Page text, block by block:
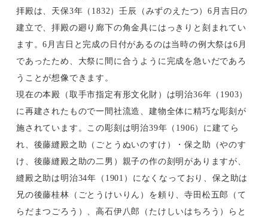
拝殿は、天保3年（1832）壬辰（みずのえたつ）6月吉日の
建立で、拝殿の廻り廊下の角金具にはっきりと刻まれてい
ます。6月吉日と完成の日付があるのは当時の例大祭は6月
であったため、大祭に間に合うように完成を急いだであろ
うことが想像できます。
現在の本殿（取手市指定有形文化財）は明治36年（1903）
に再建されたもので一間社流造、建物全体に精巧な彫刻が
施されています。この彫刻は明治39年（1906）に建てら
れ、後藤縫殿之助（ごとうぬいのすけ）・保之助（やのす
け、後藤縫殿之助の二男）親子の作の刻明がありますが、
縫殿之助は明治34年（1901）になくなっており、保之助は
兄の後藤桂林（ごとうけいりん）を頼り、寺田松五郎（て
らだまつごろう）、高石伊八郎（たけしいはちろう）らと